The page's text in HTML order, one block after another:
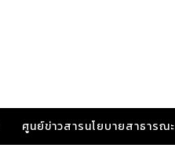
ศูนย์ข่าวสารนโยบายสาธารณะ